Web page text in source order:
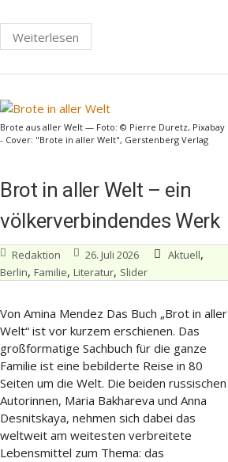
Weiterlesen
Brote aus aller Welt — Foto: © Pierre Duretz, Pixabay
- Cover: "Brote in aller Welt", Gerstenberg Verlag
Brot in aller Welt – ein
völkerverbindendes Werk
Redaktion 26. Juli 2026 Aktuell,
Berlin, Familie, Literatur, Slider
Von Amina Mendez Das Buch „Brot in aller
Welt“ ist vor kurzem erschienen. Das
großformatige Sachbuch für die ganze
Familie ist eine bebilderte Reise in 80
Seiten um die Welt. Die beiden russischen
Autorinnen, Maria Bakhareva und Anna
Desnitskaya, nehmen sich dabei das
weltweit am weitesten verbreitete
Lebensmittel zum Thema: das